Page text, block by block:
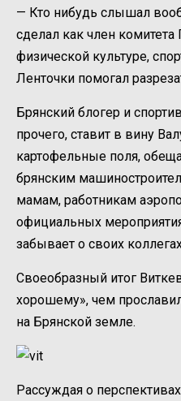
— Кто нибудь слышал
сделал как член
физической культуре,
Ленточки помогал
Брянский блогер и
прочего, ставит в вину
картофельные поля,
брянским
мамам, работникам
официальных
забывает о своих
Своеобразный итог
хорошему», чем
на Брянской земле.
Рассуждая о